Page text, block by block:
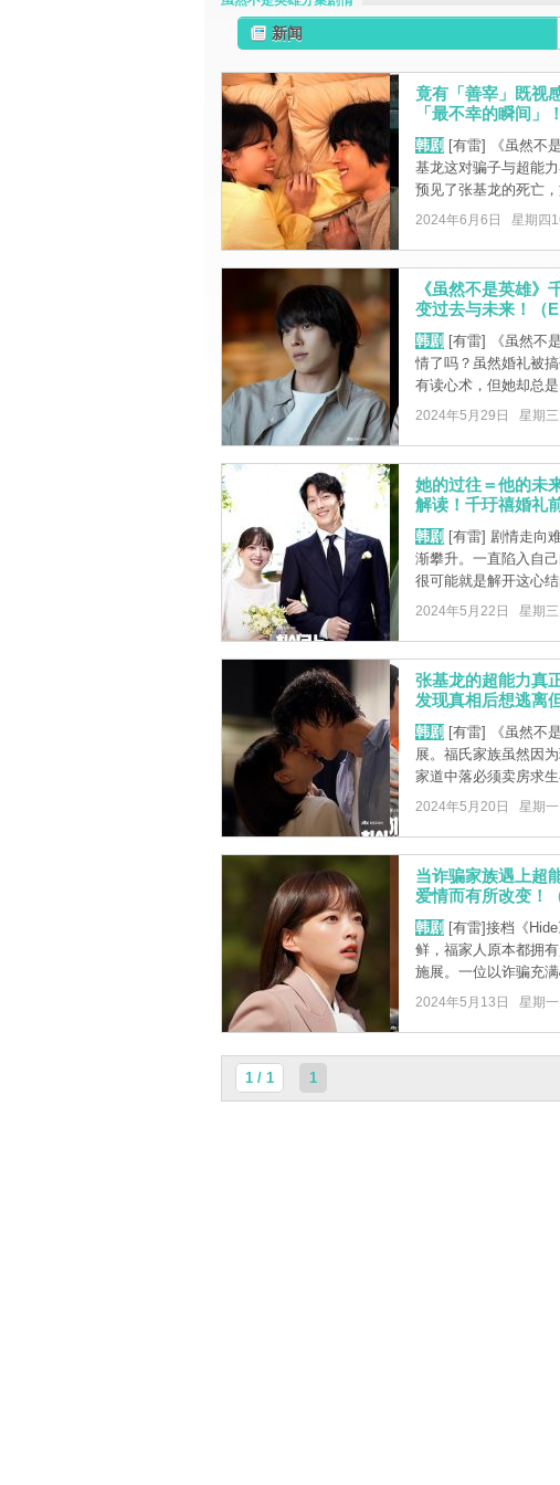
新闻
竟有「善宰」既视
「最不幸的瞬间」
韩剧 [有雷] 《虽然不
基龙这对骗子与超能
预见了张基龙的死亡
2024年6月6日 星期四
《虽然不是英雄》
变过去与未来！（
韩剧 [有雷] 《虽然不
情了吗？虽然婚礼被
有读心术，但她却总
2024年5月29日 星期
她的过往＝他的未
解读！千玗禧婚礼
韩剧 [有雷] 剧情走向
渐攀升。一直陷入自
很可能就是解开这心
2024年5月22日 星期
张基龙的超能力真
发现真相后想逃离
韩剧 [有雷] 《虽然不
展。福氏家族虽然因
家道中落必须卖房求
2024年5月20日 星期
当诈骗家族遇上超
爱情而有所改变！（
韩剧 [有雷]接档《
鲜，福家人原本都拥
施展。一位以诈骗充
2024年5月13日 星期
1 / 1 1